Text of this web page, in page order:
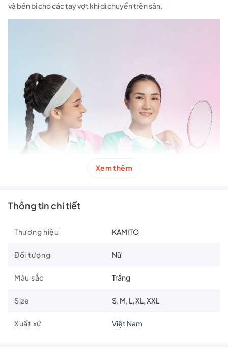
và bền bỉ cho các tay vợt khi di chuyển trên sân.
Xem thêm
Thông tin chi tiết
Thương hiệu KAMITO
Đối tượng Nữ
Màu sắc Trắng
Size S, M, L, XL, XXL
Xuất xứ Việt Nam